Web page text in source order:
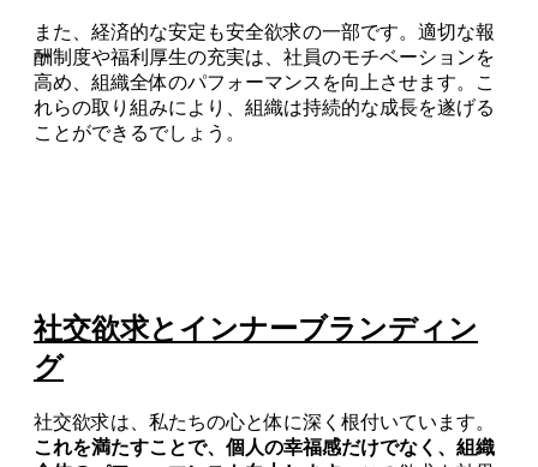
また、経済的な安定も安全欲求の一部です。適切な報
酬制度や福利厚生の充実は、社員のモチベーションを
高め、組織全体のパフォーマンスを向上させます。こ
れらの取り組みにより、組織は持続的な成長を遂げる
ことができるでしょう。
社交欲求とインナーブランディン
グ
社交欲求は、私たちの心と体に深く根付いています。
これを満たすことで、個人の幸福感だけでなく、組織